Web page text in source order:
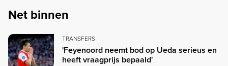
Net binnen
TRANSFERS
'Feyenoord neemt bod op Ueda serieus en
heeft vraagprijs bepaald'